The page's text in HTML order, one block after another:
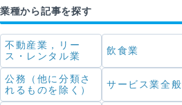
業種から記事を探す
不動産業，リー
ス・レンタル業
飲食業
公務（他に分類さ
れるものを除く）
サービス業全般